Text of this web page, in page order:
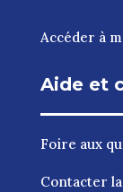
Accéder à
Aide et
Foire aux
Contacter